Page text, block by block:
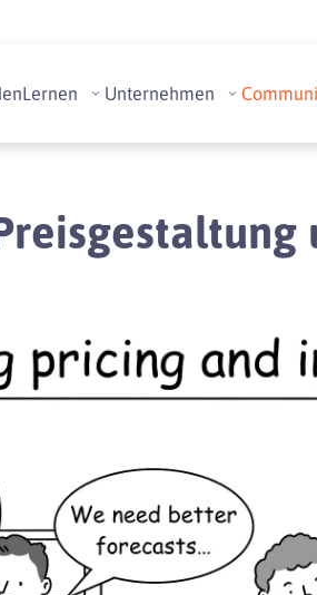
Lernen Unternehmen